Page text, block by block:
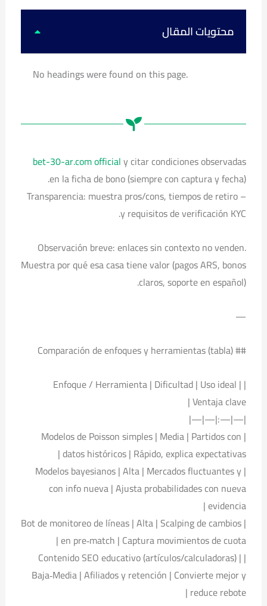
t
k
t
b
e
t
g
r
m
e
o
oمحتويات المقال
No headings were found on this page.
bet-30-ar.com officialy citar condiciones observadas
en la ficha de bono (siempre con captura y fecha).
– Transparencia: muestra pros/cons, tiempos de retiro
y requisitos de verificación KYC.
Observación breve: enlaces sin contexto no venden.
Muestra por qué esa casa tiene valor (pagos ARS, bonos
claros, soporte en español).
—
## Comparación de enfoques y herramientas (tabla)
| Enfoque / Herramienta | Dificultad | Uso ideal |
Ventaja clave |
|—|—:|—|—|
| Modelos de Poisson simples | Media | Partidos con
datos históricos | Rápido, explica expectativas |
| Modelos bayesianos | Alta | Mercados fluctuantes y
con info nueva | Ajusta probabilidades con nueva
evidencia |
| Bot de monitoreo de líneas | Alta | Scalping de cambios
en pre‑match | Captura movimientos de cuota |
| Contenido SEO educativo (artículos/calculadoras) |
Baja‑Media | Afiliados y retención | Convierte mejor y
reduce rebote |